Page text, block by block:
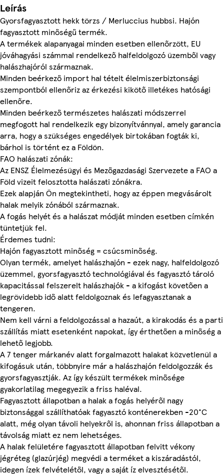
Leírás
Gyorsfagyasztott hekk törzs / Merluccius hubbsi. Hajón
fagyasztott minőségű termék.
A termékek alapanyagai minden esetben ellenőrzött, EU
jóváhagyási számmal rendelkező halfeldolgozó üzemből vagy
halászhajóról származnak.
Minden beérkező import hal tételt élelmiszerbiztonsági
szempontból ellenőriz az érkezési kikötő illetékes hatósági
ellenőre.
Minden beérkező természetes halászati módszerrel
megfogott hal rendelkezik egy bizonyítvánnyal, amely garancia
arra, hogy a szükséges engedélyek birtokában fogták ki,
bárhol is történt ez a Földön.
FAO halászati zónák:
Az ENSZ Élelmezésügyi és Mezőgazdasági Szervezete a FAO a
Föld vizeit felosztotta halászati zónákra.
Ezek alapján Ön megtekintheti, hogy az éppen megvásárolt
halak melyik zónából származnak.
A fogás helyét és a halászat módját minden esetben címkén
tüntetjük fel.
Érdemes tudni:
Hajón fagyasztott minőség = csúcsminőség.
Olyan termék, amelyet halászhajón - ezek nagy, halfeldolgozó
üzemmel, gyorsfagyasztó technológiával és fagyasztó tároló
kapacitással felszerelt halászhajók - a kifogást követően a
legrövidebb idő alatt feldolgoznak és lefagyasztanak a
tengeren.
Nem kell várni a feldolgozással a hazaút, a kirakodás és a parti
szállítás miatt esetenként napokat, így érthetően a minőség a
lehető legjobb.
A 7 tenger márkanév alatt forgalmazott halakat közvetlenül a
kifogásuk után, többnyire már a halászhajón feldolgozzák és
gyorsfagyasztják. Az így készült termékek minősége
gyakorlatilag megegyezik a friss haléval.
Fagyasztott állapotban a halak a fogás helyéről nagy
biztonsággal szállíthatóak fagyasztó konténerekben -20°C
alatt, még olyan távoli helyekről is, ahonnan friss állapotban a
távolság miatt ez nem lehetséges.
A halak felületére fagyasztott állapotban felvitt vékony
jégréteg (glazúrjég) megvédi a terméket a kiszáradástól,
idegen ízek felvételétől, vagy a saját íz elvesztésétől.